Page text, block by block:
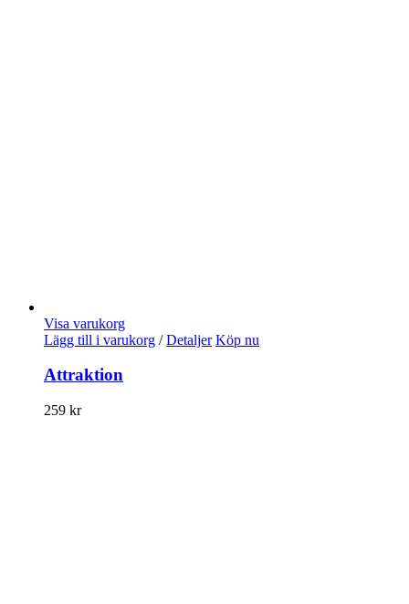
Visa varukorg
Lägg till i varukorg / Detaljer Köp nu
Attraktion
259 kr